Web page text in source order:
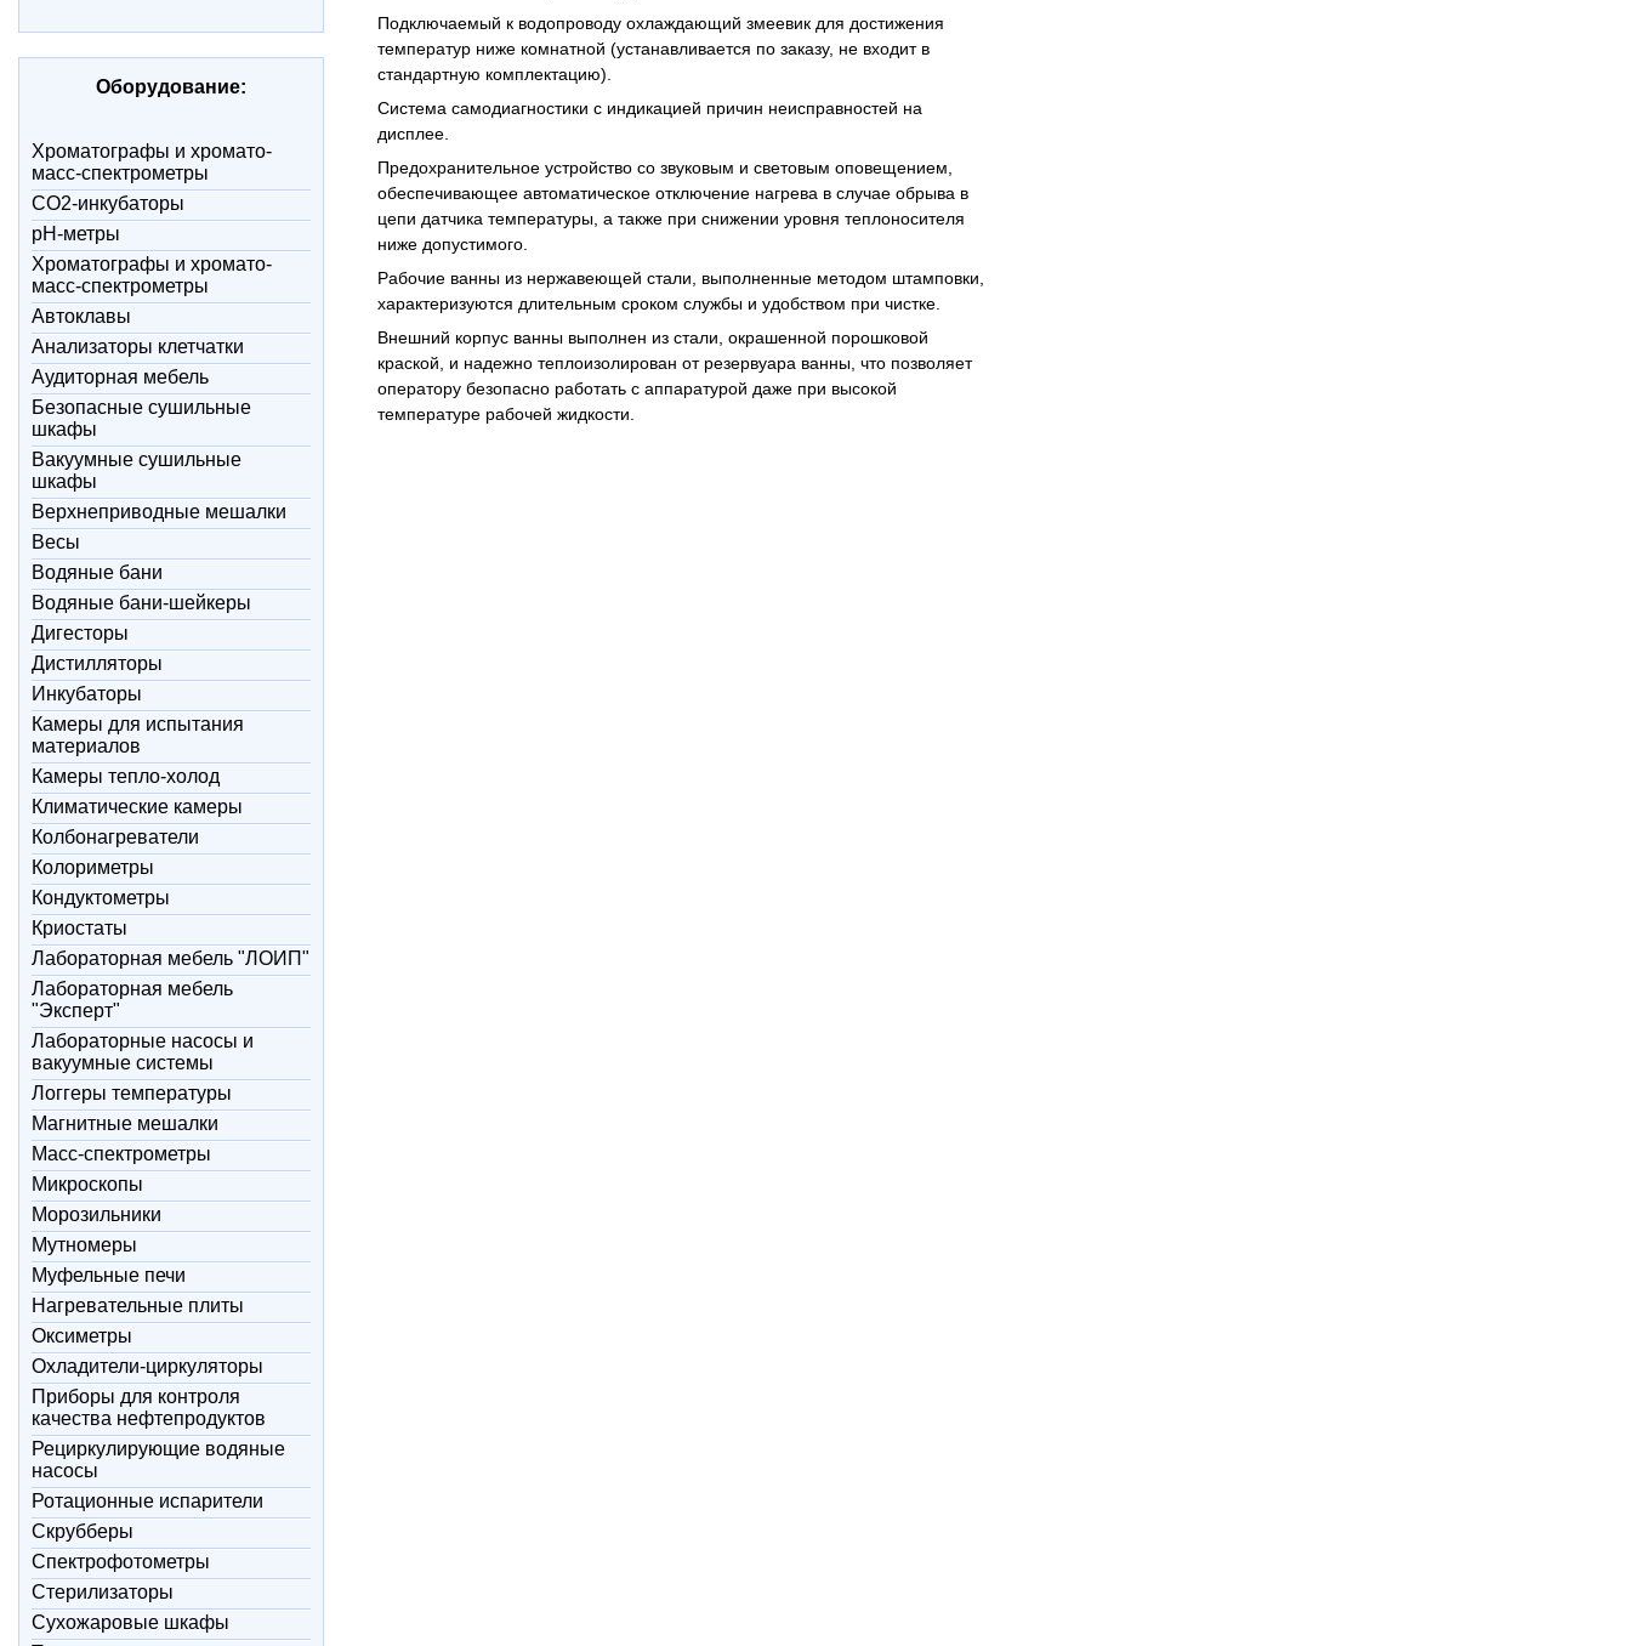
Оборудование:
Xроматографы и хромато-
масс-спектрометры
CO2-инкубаторы
pH-метры
Xроматографы и хромато-
масс-спектрометры
Автоклавы
Анализаторы клетчатки
Аудиторная мебель
Безопасные сушильные
шкафы
Вакуумные сушильные
шкафы
Верхнеприводные мешалки
Весы
Водяные бани
Водяные бани-шейкеры
Дигесторы
Дистилляторы
Инкубаторы
Камеры для испытания
материалов
Камеры тепло-холод
Климатические камеры
Колбонагреватели
Колориметры
Кондуктометры
Криостаты
Лабораторная мебель "ЛОИП"
Лабораторная мебель
"Эксперт"
Лабораторные насосы и
вакуумные системы
Логгеры температуры
Магнитные мешалки
Масс-спектрометры
Микроскопы
Морозильники
Мутномеры
Муфельные печи
Нагревательные плиты
Оксиметры
Охладители-циркуляторы
Приборы для контроля
качества нефтепродуктов
Рециркулирующие водяные
насосы
Ротационные испарители
Скрубберы
Спектрофотометры
Стерилизаторы
Сухожаровые шкафы
Подключаемый к водопроводу охлаждающий змеевик для достижения
температур ниже комнатной (устанавливается по заказу, не входит в
стандартную комплектацию).
Система самодиагностики с индикацией причин неисправностей на
дисплее.
Предохранительное устройство со звуковым и световым оповещением,
обеспечивающее автоматическое отключение нагрева в случае обрыва в
цепи датчика температуры, а также при снижении уровня теплоносителя
ниже допустимого.
Рабочие ванны из нержавеющей стали, выполненные методом штамповки,
характеризуются длительным сроком службы и удобством при чистке.
Внешний корпус ванны выполнен из стали, окрашенной порошковой
краской, и надежно теплоизолирован от резервуара ванны, что позволяет
оператору безопасно работать с аппаратурой даже при высокой
температуре рабочей жидкости.